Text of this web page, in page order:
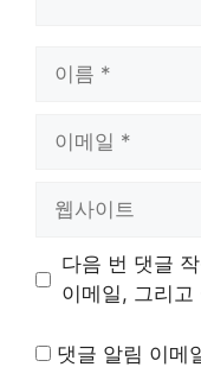
트
다음 번 댓글
이메일, 그리고
댓글 알림 이메